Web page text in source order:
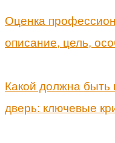
Оценка
описание, цель,
Какой должна
дверь: ключевые